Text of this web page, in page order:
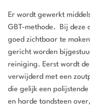
Er wordt gewerkt
GBT-methode. Bij deze
goed zichtbaar te
gericht worden
reiniging. Eerst wordt
verwijderd met een
die gelijk een
en harde tandsteen